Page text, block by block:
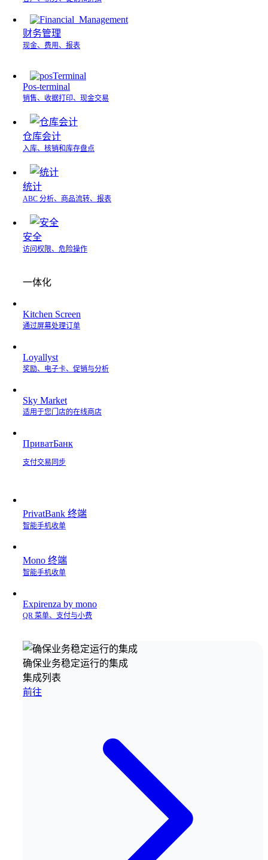
财务管理
现金、费用、报表
Pos-terminal
销售、收据打印、现金交易
仓库会计
入库、核销和库存盘点
统计
ABC 分析、商品流转、报表
安全
访问权限、危险操作
一体化
Kitchen Screen
通过屏幕处理订单
Loyallyst
奖励、电子卡、促销与分析
Sky Market
适用于您门店的在线商店
ПриватБанк
支付交易同步
PrivatBank 终端
智能手机收单
Mono 终端
智能手机收单
Expirenza by mono
QR 菜单、支付与小费
确保业务稳定运行的集成
集成列表
前往